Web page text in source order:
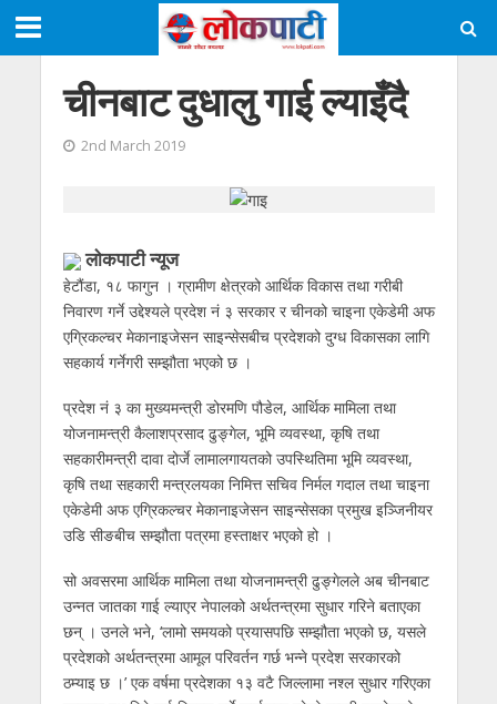
चीनबाट दुधालु गाई ल्याइँदै
2nd March 2019
लाेकपाटी न्यूज
हेटौ‌ंडा, १८ फागुन । ग्रामीण क्षेत्रको आर्थिक विकास तथा गरीबी
निवारण गर्ने उद्देश्यले प्रदेश नं ३ सरकार र चीनको चाइना एकेडेमी अफ
एग्रिकल्चर मेकानाइजेसन साइन्सेसबीच प्रदेशको दुग्ध विकासका लागि
सहकार्य गर्नेगरी सम्झौता भएको छ ।
प्रदेश नं ३ का मुख्यमन्त्री डोरमणि पौडेल, आर्थिक मामिला तथा
योजनामन्त्री कैलाशप्रसाद ढुङ्गेल, भूमि व्यवस्था, कृषि तथा
सहकारीमन्त्री दावा दोर्जे लामालगायतको उपस्थितिमा भूमि व्यवस्था,
कृषि तथा सहकारी मन्त्रलयका निमित्त सचिव निर्मल गदाल तथा चाइना
एकेडेमी अफ एग्रिकल्चर मेकानाइजेसन साइन्सेसका प्रमुख इञ्जिनीयर
उडि सीङबीच सम्झौता पत्रमा हस्ताक्षर भएको हो ।
सो अवसरमा आर्थिक मामिला तथा योजनामन्त्री ढुङ्गेलले अब चीनबाट
उन्नत जातका गाई ल्याएर नेपालको अर्थतन्त्रमा सुधार गरिने बताएका
छन् । उनले भने, ‘लामो समयको प्रयासपछि सम्झौता भएको छ, यसले
प्रदेशको अर्थतन्त्रमा आमूल परिवर्तन गर्छ भन्ने प्रदेश सरकारको
ठम्याइ छ ।’ एक वर्षमा प्रदेशका १३ वटै जिल्लामा नश्ल सुधार गरिएका